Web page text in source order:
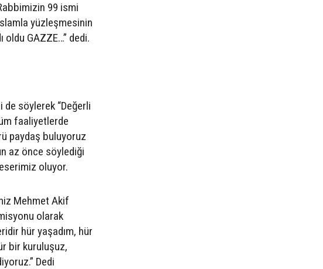
99 ismi
yüzleşmesinin
oldu GAZZE…” dedi.
söylerek “Değerli
faaliyetlerde
paydaş buluyoruz
az önce söylediği
oluyor.
Mehmet Akif
olarak
hür yaşadım, hür
bir kuruluşuz,
Dedi